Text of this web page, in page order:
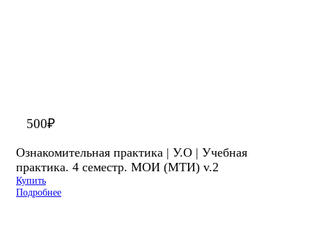
500₽
Ознакомительная практика | У.О | Учебная
практика. 4 семестр. МОИ (МТИ) v.2
Купить
Подробнее